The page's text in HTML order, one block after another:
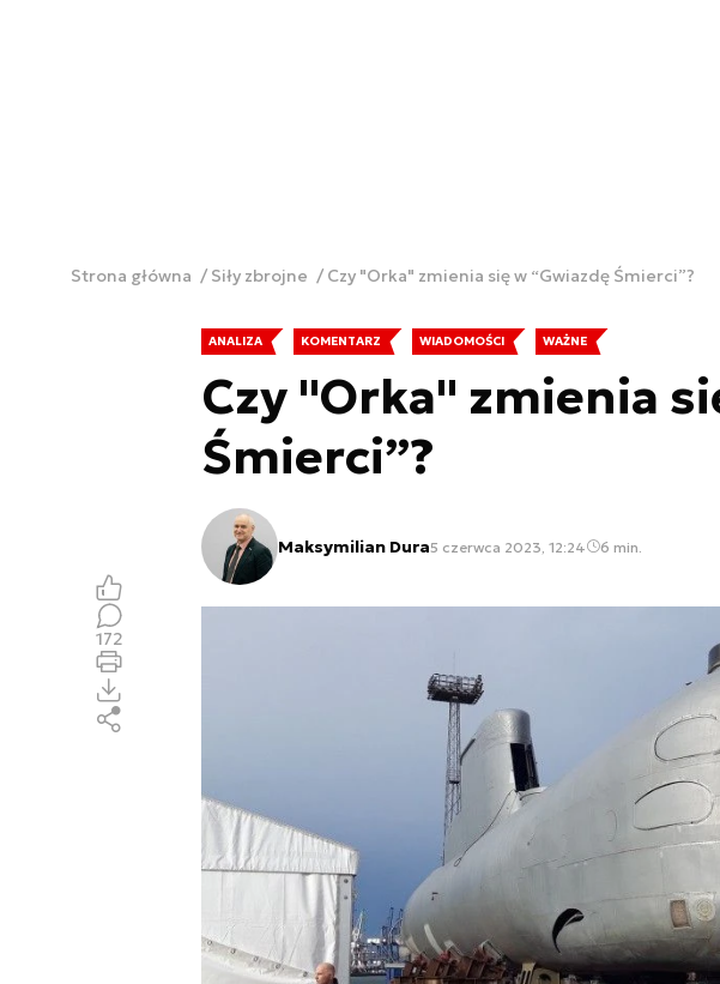
Strona główna Siły zbrojne Czy "Orka" zmienia się w “Gwiazdę Śmierci”?
ANALIZA KOMENTARZ WIADOMOŚCI WAŻNE
Czy "Orka" zmienia
Śmierci”?
Maksymilian Dura5 czerwca 2023, 12:24 6 min.
172